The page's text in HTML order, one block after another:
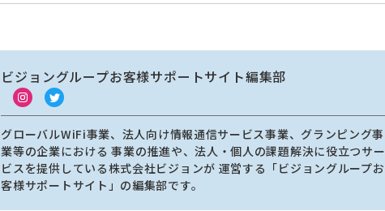
ビジョングループお客様サポートサイト編集部
グローバルWiFi事業、法人向け情報通信サービス事業、グランピング事
業等の企業における 事業の推進や、法人・個人の課題解決に役立つサー
ビスを提供している株式会社ビジョンが 運営する「ビジョングループお
客様サポートサイト」の編集部です。